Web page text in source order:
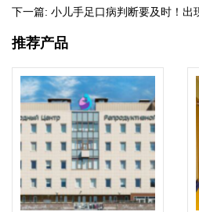
下一篇: 小儿手足口病判断要及时！出
推荐产品